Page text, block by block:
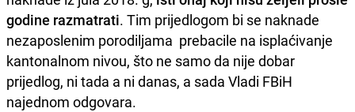
godine razmatrati. Tim prijedlogom bi se naknade
nezaposlenim porodiljama prebacile na isplaćivanje
kantonalnom nivou, što ne samo da nije dobar
prijedlog, ni tada a ni danas, a sada Vladi FBiH
najednom odgovara.